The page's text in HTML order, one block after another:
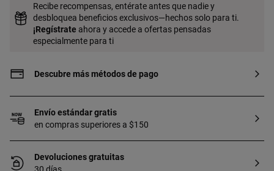
Recibe recompensas, entérate antes que nadie y
desbloquea beneficios exclusivos—hechos solo para ti.
¡Regístrate ahora y accede a ofertas pensadas
especialmente para ti
Descubre más métodos de pago
Envío estándar gratis
en compras superiores a $150
Devoluciones gratuitas